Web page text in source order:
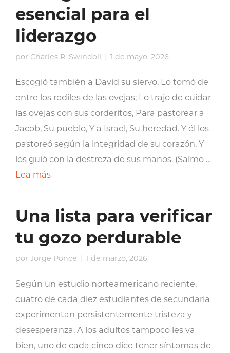
esencial para el
liderazgo
por Charles R. Swindoll 1 de mayo, 2026
Escogió también a David su siervo, Lo tomó de
entre los rediles de las ovejas; Lo trajo de cuidar
las ovejas con sus corderitos, Para pastorear a
Jacob, Su pueblo, Y a Israel, Su heredad. Y él los
pastoreó según la integridad de su corazón, Y
los guió con la destreza de sus manos. (Salmo …
Lea más
Una lista para verificar
tu gozo perdurable
por Jorge Ponce 1 de marzo, 2026
Según un estudio norteamericano reciente,
cuatro de cada diez estudiantes de secundaria
experimentan persistentemente tristeza y
desesperanza. A los adultos tampoco les va
bien, uno de cada cinco dice tener síntomas de